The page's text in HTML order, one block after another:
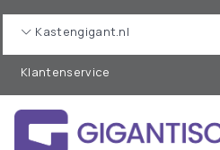
Kastengigant.nl
Klantenservice